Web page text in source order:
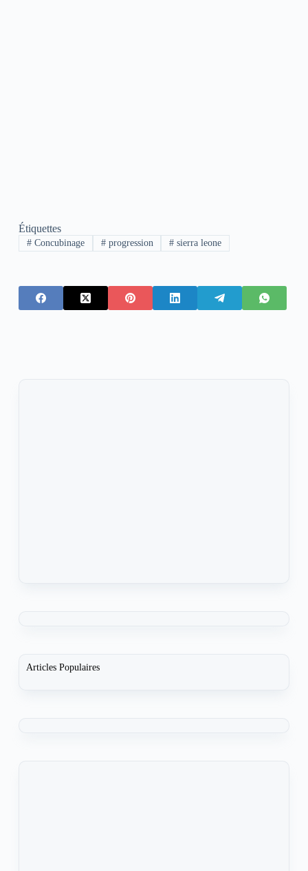
Étiquettes
#Concubinage #progression # sierra leone
Articles Populaires